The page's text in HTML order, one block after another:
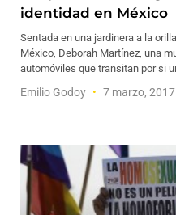
identidad en México
Sentada en una jardinera a la
México, Deborah Martínez, una
automóviles que transitan por si
Emilio Godoy 7 marzo, 2017